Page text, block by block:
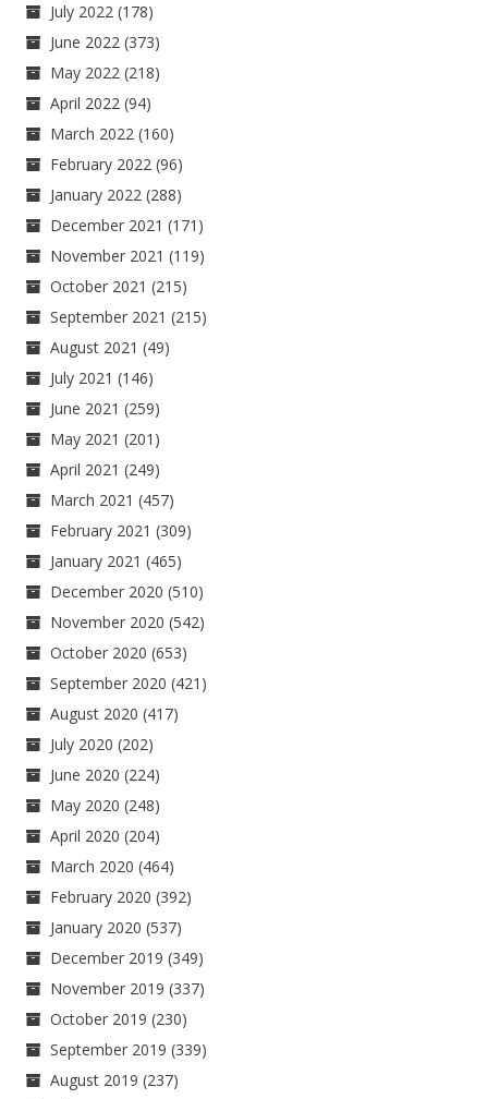
July 2022 (178)
June 2022 (373)
May 2022 (218)
April 2022 (94)
March 2022 (160)
February 2022 (96)
January 2022 (288)
December 2021 (171)
November 2021 (119)
October 2021 (215)
September 2021 (215)
August 2021 (49)
July 2021 (146)
June 2021 (259)
May 2021 (201)
April 2021 (249)
March 2021 (457)
February 2021 (309)
January 2021 (465)
December 2020 (510)
November 2020 (542)
October 2020 (653)
September 2020 (421)
August 2020 (417)
July 2020 (202)
June 2020 (224)
May 2020 (248)
April 2020 (204)
March 2020 (464)
February 2020 (392)
January 2020 (537)
December 2019 (349)
November 2019 (337)
October 2019 (230)
September 2019 (339)
August 2019 (237)